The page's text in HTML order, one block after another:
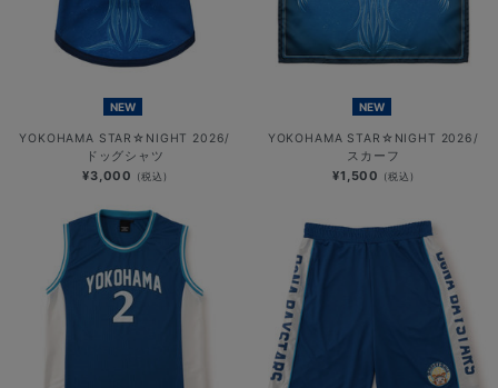
NEW
YOKOHAMA STAR☆NIGHT 2026/
ドッグシャツ
¥3,000 (税込)
NEW
YOKOHAMA STAR☆NIGHT 2026/
スカーフ
¥1,500 (税込)